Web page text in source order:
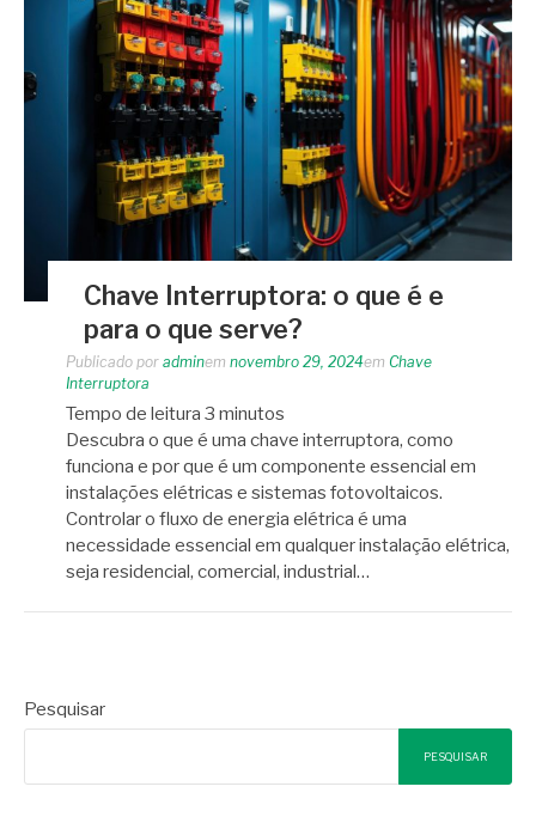
Chave Interruptora: o que é e
para o que serve?
Publicado por adminem novembro 29, 2024em Chave
Interruptora
Tempo de leitura 3 minutos
Descubra o que é uma chave interruptora, como
funciona e por que é um componente essencial em
instalações elétricas e sistemas fotovoltaicos.
Controlar o fluxo de energia elétrica é uma
necessidade essencial em qualquer instalação elétrica,
seja residencial, comercial, industrial…
Pesquisar
PESQUISAR